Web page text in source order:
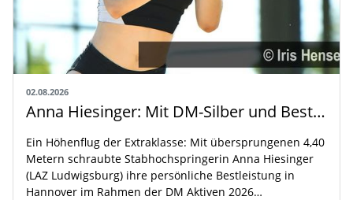
02.08.2026
Anna Hiesinger: Mit DM-Silber und Bestleistung zur U20-WM
Ein Höhenflug der Extraklasse: Mit übersprungenen 4,40
Metern schraubte Stabhochspringerin Anna Hiesinger
(LAZ Ludwigsburg) ihre persönliche Bestleistung in
Hannover im Rahmen der DM Aktiven 2026…